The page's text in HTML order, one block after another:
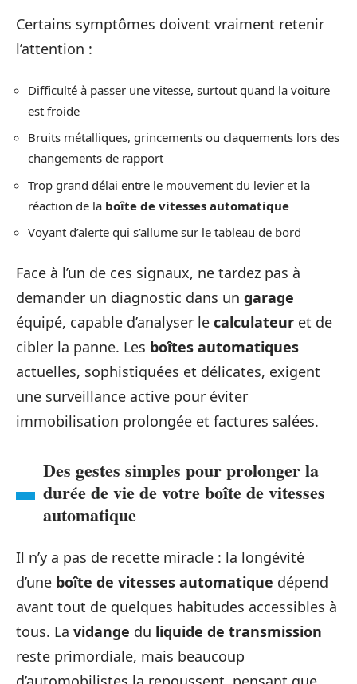
Certains symptômes doivent vraiment retenir
l’attention :
Difficulté à passer une vitesse, surtout quand la voiture
est froide
Bruits métalliques, grincements ou claquements lors des
changements de rapport
Trop grand délai entre le mouvement du levier et la
réaction de la boîte de vitesses automatique
Voyant d’alerte qui s’allume sur le tableau de bord
Face à l’un de ces signaux, ne tardez pas à
demander un diagnostic dans un garage
équipé, capable d’analyser le calculateur et de
cibler la panne. Les boîtes automatiques
actuelles, sophistiquées et délicates, exigent
une surveillance active pour éviter
immobilisation prolongée et factures salées.
Des gestes simples pour prolonger la
durée de vie de votre boîte de vitesses
automatique
Il n’y a pas de recette miracle : la longévité
d’une boîte de vitesses automatique dépend
avant tout de quelques habitudes accessibles à
tous. La vidange du liquide de transmission
reste primordiale, mais beaucoup